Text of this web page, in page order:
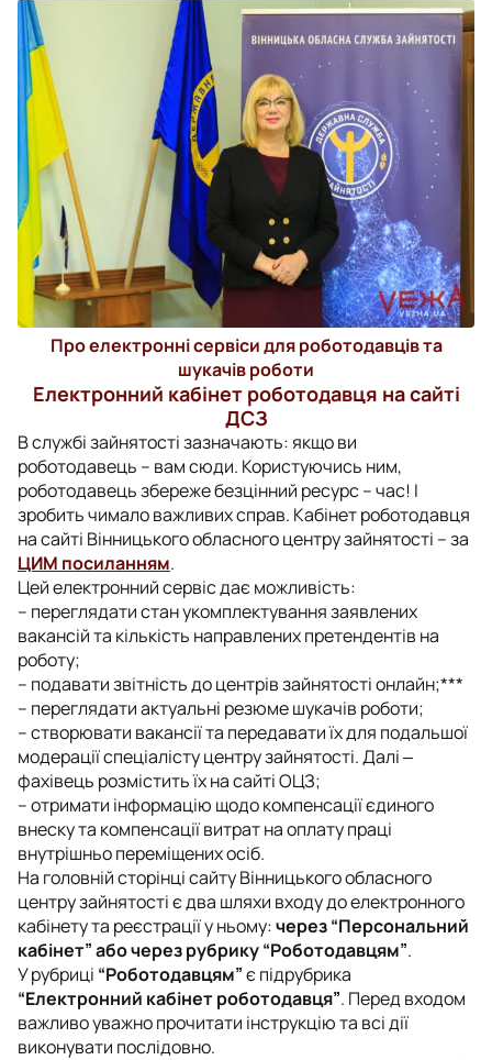
Про електронні сервіси для роботодавців та
шукачів роботи
Електронний кабінет роботодавця на сайті
ДСЗ
В службі зайнятості зазначають: якщо ви
роботодавець – вам сюди. Користуючись ним,
роботодавець збереже безцінний ресурс – час! І
зробить чимало важливих справ. Кабінет роботодавця
на сайті Вінницького обласного центру зайнятості – за
ЦИМ посиланням.
Цей електронний сервіс дає можливість:
– переглядати стан укомплектування заявлених
вакансій та кількість направлених претендентів на
роботу;
– подавати звітність до центрів зайнятості онлайн;***
– переглядати актуальні резюме шукачів роботи;
– створювати вакансії та передавати їх для подальшої
модерації спеціалісту центру зайнятості. Далі ‒
фахівець розмістить їх на сайті ОЦЗ;
– отримати інформацію щодо компенсації єдиного
внеску та компенсації витрат на оплату праці
внутрішньо переміщених осіб.
На головній сторінці сайту Вінницького обласного
центру зайнятості є два шляхи входу до електронного
кабінету та реєстрації у ньому:через “Персональний
кабінет” або через рубрику “Роботодавцям”.
У рубриці “Роботодавцям”є підрубрика
“Електронний кабінет роботодавця”. Перед входом
важливо уважно прочитати інструкцію та всі дії
виконувати послідовно.